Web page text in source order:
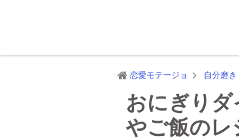
恋愛モテージョ 自分磨き
おにぎり
やご飯のレ